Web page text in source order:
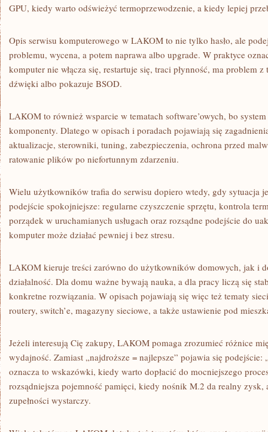
GPU, kiedy warto odświeżyć termoprzewodzenie, a kiedy lepiej
Opis serwisu komputerowego w LAKOM to nie tylko hasło, ale
problemu, wycena, a potem naprawa albo upgrade. W praktyce
komputer nie włącza się, restartuje się, traci płynność, ma problem
dźwięki albo pokazuje BSOD.
LAKOM to również wsparcie w tematach software’owych, bo
komponenty. Dlatego w opisach i poradach pojawiają się
aktualizacje, sterowniki, tuning, zabezpieczenia, ochrona przed
ratowanie plików po niefortunnym zdarzeniu.
Wielu użytkowników trafia do serwisu dopiero wtedy, gdy sytuacja
podejście spokojniejsze: regularne czyszczenie sprzętu, kontrola
porządek w uruchamianych usługach oraz rozsądne podejście do
komputer może działać pewniej i bez stresu.
LAKOM kieruje treści zarówno do użytkowników domowych, jak i
działalność. Dla domu ważne bywają nauka, a dla pracy liczą się
konkretne rozwiązania. W opisach pojawiają się więc też tematy
routery, switch’e, magazyny sieciowe, a także ustawienie pod
Jeżeli interesują Cię zakupy, LAKOM pomaga zrozumieć różnice
wydajność. Zamiast „najdroższe = najlepsze” pojawia się
oznacza to wskazówki, kiedy warto dopłacić do mocniejszego
rozsądniejsza pojemność pamięci, kiedy nośnik M.2 da realny zysk,
zupełności wystarczy.